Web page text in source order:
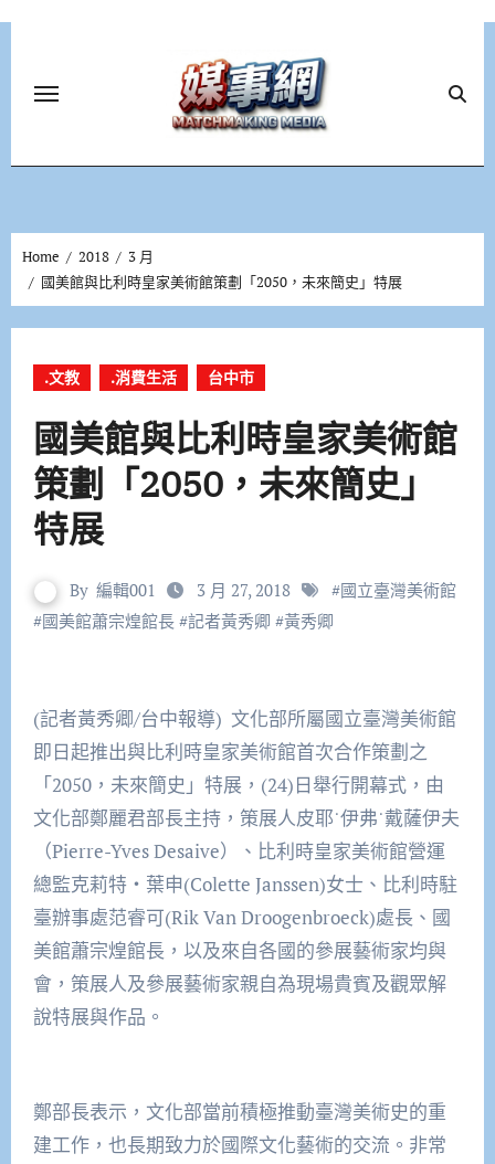
Home 2018
3 月
國美館與比利時皇家美術館策劃「2050，未來簡史」特展
.文教 .消費生活 台中市
國美館與比利時皇家美術館
策劃「2050，未來簡史」
特展
By 編輯001 3 月 27, 2018 #國立臺灣美術館
#國美館蕭宗煌館長#記者黃秀卿 #黃秀卿
(記者黃秀卿/台中報導) 文化部所屬國立臺灣美術館
即日起推出與比利時皇家美術館首次合作策劃之
「2050，未來簡史」特展，(24)日舉行開幕式，由
文化部鄭麗君部長主持，策展人皮耶˙伊弗˙戴薩伊夫
（Pierre-Yves Desaive）、比利時皇家美術館營運
總監克莉特‧葉申(Colette Janssen)女士、比利時駐
臺辦事處范睿可(Rik Van Droogenbroeck)處長、國
美館蕭宗煌館長，以及來自各國的參展藝術家均與
會，策展人及參展藝術家親自為現場貴賓及觀眾解
說特展與作品。
鄭部長表示，文化部當前積極推動臺灣美術史的重
建工作，也長期致力於國際文化藝術的交流。非常